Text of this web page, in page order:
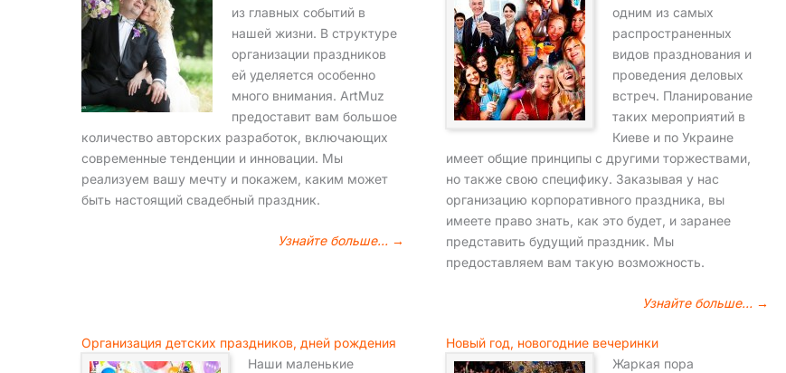
из главных событий в
нашей жизни. В структуре
организации праздников
ей уделяется особенно
много внимания. ArtMuz
предоставит вам большое
количество авторских разработок, включающих
современные тенденции и инновации. Мы
реализуем вашу мечту и покажем, каким может
быть настоящий свадебный праздник.
Узнайте больше… →
одним из самых
распространенных
видов празднования и
проведения деловых
встреч. Планирование
таких мероприятий в
Киеве и по Украине
имеет общие принципы с другими торжествами,
но также свою специфику. Заказывая у нас
организацию корпоративного праздника, вы
имеете право знать, как это будет, и заранее
представить будущий праздник. Мы
предоставляем вам такую возможность.
Узнайте больше… →
Организация детских праздников, дней рождения
Наши маленькие
Новый год, новогодние вечеринки
Жаркая пора